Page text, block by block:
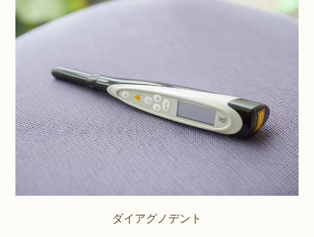
ダイアグノデント